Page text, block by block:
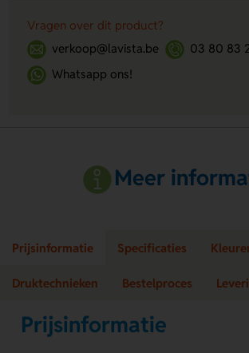
Vragen over dit product?
verkoop@lavista.be
03 80 83
Whatsapp ons!
Meer
Prijsinformatie Specificaties
Druktechnieken Bestelproces
Prijsinformatie